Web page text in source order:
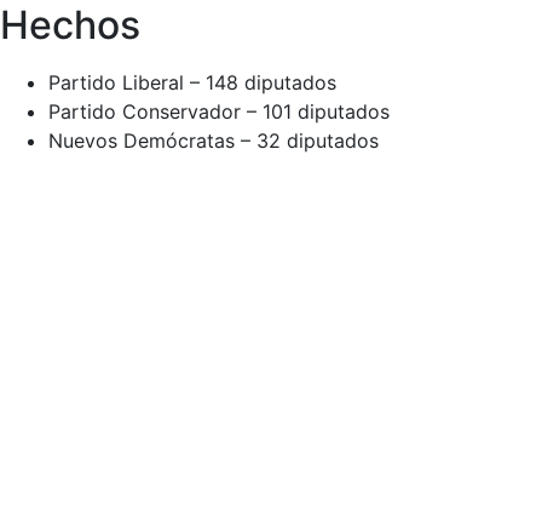
Hechos
Partido Liberal – 148 diputados
Partido Conservador – 101 diputados
Nuevos Demócratas – 32 diputados